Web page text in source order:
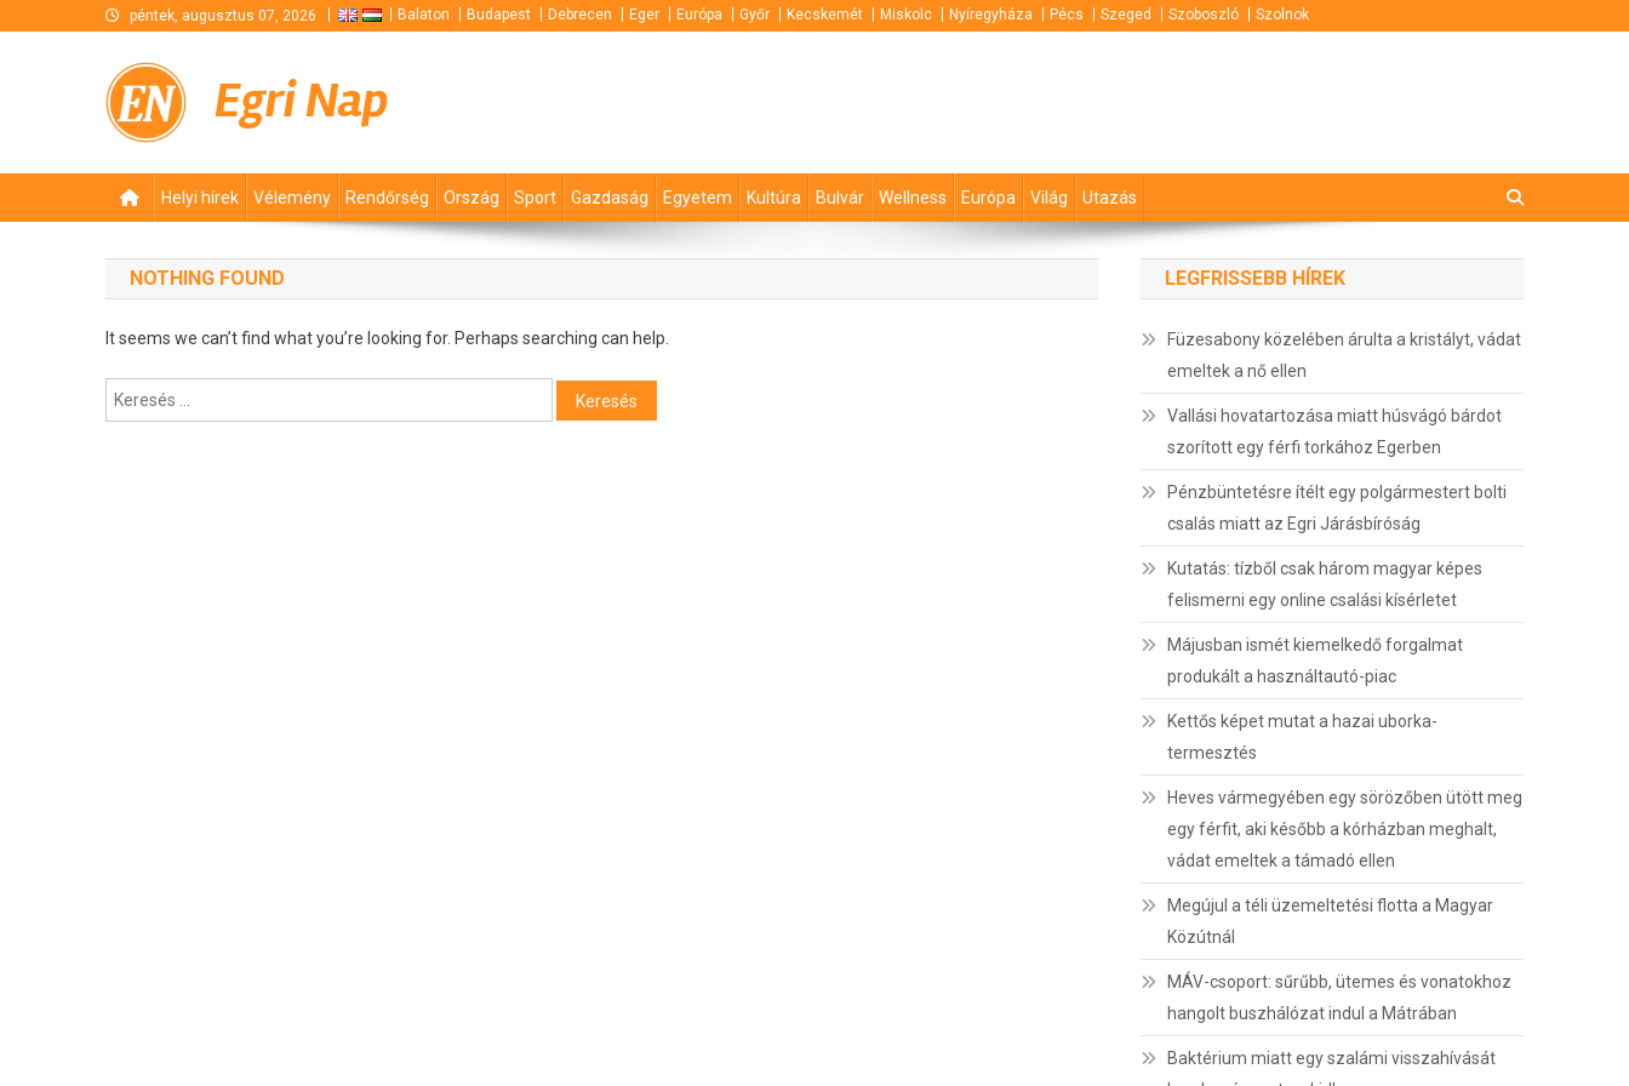
péntek, augusztus 07, 2026 Balaton Budapest Debrecen Eger Európa Győr Kecskemét Miskolc Nyíregyháza Pécs Szeged Szoboszló Szolnok
Egri Nap
Helyi hírek Vélemény Rendőrség Ország Sport Gazdaság Egyetem Kultúra Bulvár Wellness Európa Világ Utazás
NOTHING FOUND
It seems we can’t find what you’re looking for. Perhaps searching can help.
Keresés:
LEGFRISSEBB HÍREK
Füzesabony közelében árulta a kristályt, vádat
emeltek a nő ellen
Vallási hovatartozása miatt húsvágó bárdot
szorított egy férfi torkához Egerben
Pénzbüntetésre ítélt egy polgármestert bolti
csalás miatt az Egri Járásbíróság
Kutatás: tízből csak három magyar képes
felismerni egy online csalási kísérletet
Májusban ismét kiemelkedő forgalmat
produkált a használtautó-piac
Kettős képet mutat a hazai uborka-
termesztés
Heves vármegyében egy sörözőben ütött meg
egy férfit, aki később a kórházban meghalt,
vádat emeltek a támadó ellen
Megújul a téli üzemeltetési flotta a Magyar
Közútnál
MÁV-csoport: sűrűbb, ütemes és vonatokhoz
hangolt buszhálózat indul a Mátrában
Baktérium miatt egy szalámi visszahívását